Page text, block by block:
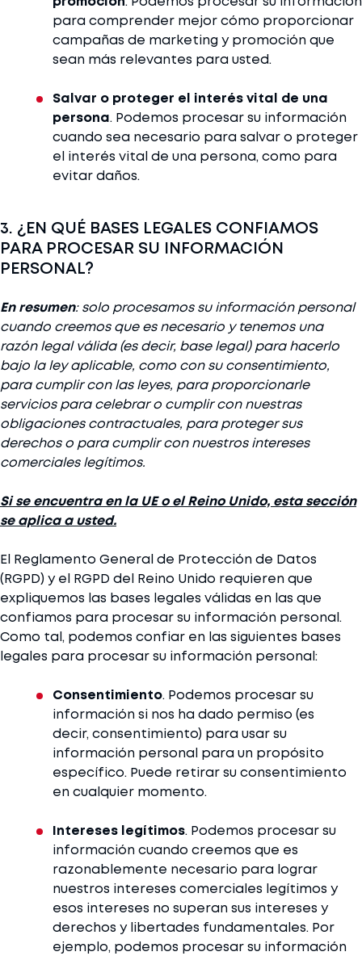
para comprender mejor cómo proporcionar
campañas de marketing y promoción que
sean más relevantes para usted.
Salvar o proteger el interés vital de una
persona. Podemos procesar su información
cuando sea necesario para salvar o proteger
el interés vital de una persona, como para
evitar daños.
3. ¿EN QUÉ BASES LEGALES CONFIAMOS
PARA PROCESAR SU INFORMACIÓN
PERSONAL?
En resumen: solo procesamos su información personal
cuando creemos que es necesario y tenemos una
razón legal válida (es decir, base legal) para hacerlo
bajo la ley aplicable, como con su consentimiento,
para cumplir con las leyes, para proporcionarle
servicios para celebrar o cumplir con nuestras
obligaciones contractuales, para proteger sus
derechos o para cumplir con nuestros intereses
comerciales legítimos.
Si se encuentra en la UE o el Reino Unido, esta sección
se aplica a usted.
El Reglamento General de Protección de Datos
(RGPD) y el RGPD del Reino Unido requieren que
expliquemos las bases legales válidas en las que
confiamos para procesar su información personal.
Como tal, podemos confiar en las siguientes bases
legales para procesar su información personal:
Consentimiento. Podemos procesar su
información si nos ha dado permiso (es
decir, consentimiento) para usar su
información personal para un propósito
específico. Puede retirar su consentimiento
en cualquier momento.
Intereses legítimos. Podemos procesar su
información cuando creemos que es
razonablemente necesario para lograr
nuestros intereses comerciales legítimos y
esos intereses no superan sus intereses y
derechos y libertades fundamentales. Por
ejemplo, podemos procesar su información